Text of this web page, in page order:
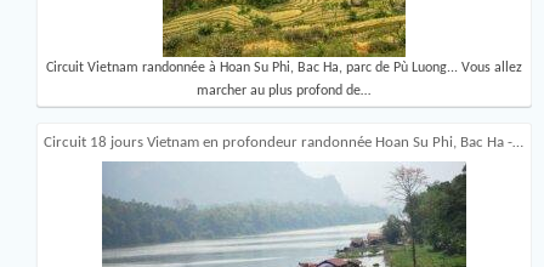
Circuit Vietnam randonnée à Hoan Su Phi, Bac Ha, parc de Pù Luong... Vous allez
marcher au plus profond de…
Circuit 18 jours Vietnam en profondeur randonnée Hoan Su Phi, Bac Ha -…